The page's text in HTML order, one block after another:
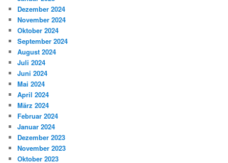
Dezember 2024
November 2024
Oktober 2024
September 2024
August 2024
Juli 2024
Juni 2024
Mai 2024
April 2024
März 2024
Februar 2024
Januar 2024
Dezember 2023
November 2023
Oktober 2023